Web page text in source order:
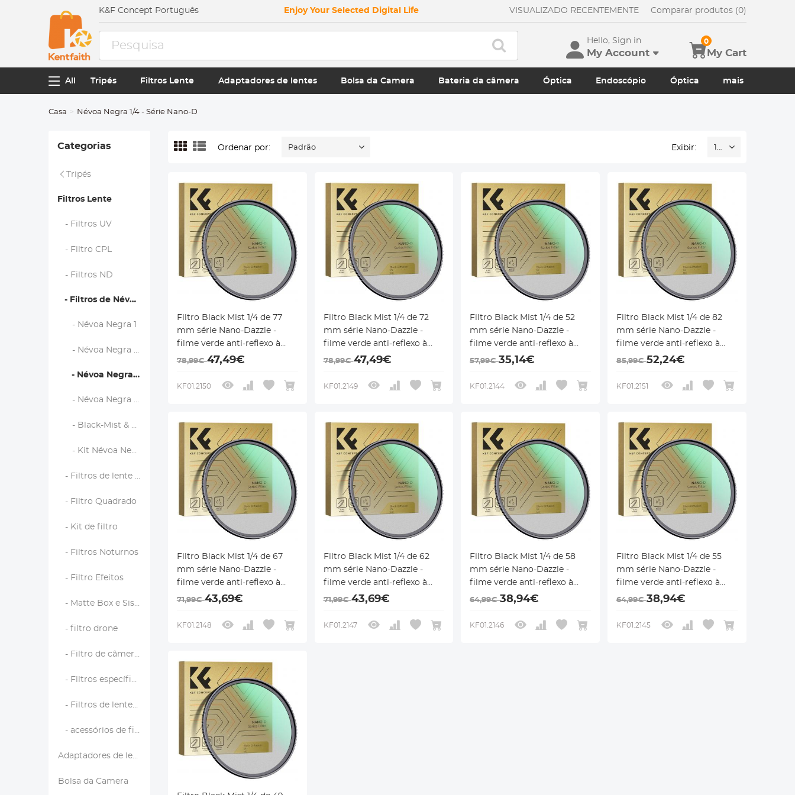
K&F Concept Português Enjoy Your Selected Digital Life VISUALIZADO RECENTEMENTE Comparar produtos (0)
Hello, Sign in
My Account My Cart
0
All Tripés Filtros Lente Adaptadores de lentes Bolsa da Camera Bateria da câmera Óptica Endoscópio Óptica mais
Casa Névoa Negra 1/4 - Série Nano-D
Categorias
Tripés
Filtros Lente
- Filtros UV
- Filtro CPL
- Filtros ND
- Filtros de Névoa Negra
- Névoa Negra 1
- Névoa Negra 1/2
- Névoa Negra 1/4
- Névoa Negra 1/8
- Black-Mist & VND
- Kit Névoa Negra
- Filtros de lente magnética
- Filtro Quadrado
- Kit de filtro
- Filtros Noturnos
- Filtro Efeitos
- Matte Box e Sistemas de Filtro
- filtro drone
- Filtro de câmera de ação
- Filtros específicos da marca
- Filtros de lentes de telefone
- acessórios de filtro
Adaptadores de lentes
Bolsa da Camera
Ordenar por: Padrão Exibir: 16
Filtro Black Mist 1/4 de 77
mm série Nano-Dazzle -
filme verde anti-reflexo à
prova d'água de alta
78,99€47,49€
KF01.2150
Filtro Black Mist 1/4 de 72
mm série Nano-Dazzle -
filme verde anti-reflexo à
prova d'água de alta
78,99€47,49€
KF01.2149
Filtro Black Mist 1/4 de 52
mm série Nano-Dazzle -
filme verde anti-reflexo à
prova d'água de alta
57,99€35,14€
KF01.2144
Filtro Black Mist 1/4 de 82
mm série Nano-Dazzle -
filme verde anti-reflexo à
prova d'água de alta
85,99€52,24€
KF01.2151
Filtro Black Mist 1/4 de 67
mm série Nano-Dazzle -
filme verde anti-reflexo à
prova d'água de alta
71,99€43,69€
KF01.2148
Filtro Black Mist 1/4 de 62
mm série Nano-Dazzle -
filme verde anti-reflexo à
prova d'água de alta
71,99€43,69€
KF01.2147
Filtro Black Mist 1/4 de 58
mm série Nano-Dazzle -
filme verde anti-reflexo à
prova d'água de alta
64,99€38,94€
KF01.2146
Filtro Black Mist 1/4 de 55
mm série Nano-Dazzle -
filme verde anti-reflexo à
prova d'água de alta
64,99€38,94€
KF01.2145